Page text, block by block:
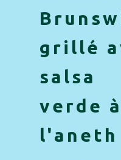
grillé
salsa
verde à
l'aneth